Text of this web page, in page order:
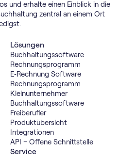
und erhalte einen Einblick in die
zentral an einem Ort
Lösungen
Buch­haltungs­software
Rechnungs­programm
E‑Rechnung Software
Rechnungs­programm
Kleinunternehmer
Buch­haltungs­software
Freiberufler
Produktübersicht
Integrationen
API – Offene Schnittstelle
Service